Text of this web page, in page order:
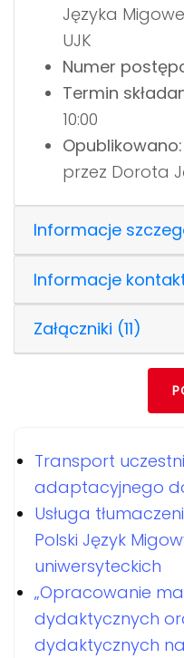
Języka
UJK
Numer
Termin
10:00
Opublikowano:
przez Dorota
Informacje
Informacje
Załączniki (11)
Transport
adaptacyjnego
Usługa
Polski Język
uniwersyteckich
„Opracowanie
dydaktycznych
dydaktycznych